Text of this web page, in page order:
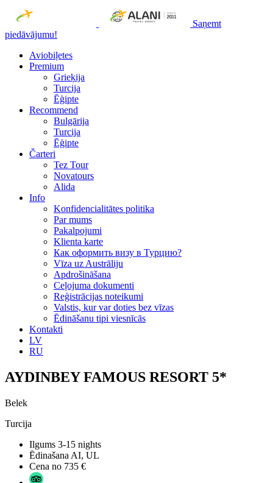
Saņemt
piedāvājumu!
Aviobiļetes
Premium
Grieķija
Turcija
Ēģipte
Recommend
Bulgārija
Turcija
Ēģipte
Čarteri
Tez Tour
Novatours
Alida
Info
Konfidencialitātes politika
Par mums
Рakalpojumi
Klienta karte
Как оформить визу в Турцию?
Vīza uz Austrāliju
Apdrošināšana
Ceļojuma dokumenti
Reģistrācijas noteikumi
Valstis, kur var doties bez vīzas
Ēdināšanu tipi viesnīcās
Kontakti
LV
RU
AYDINBEY FAMOUS RESORT 5*
Belek
Turcija
Ilgums 3-15 nights
Ēdinašana AI, UL
Cena no 735 €